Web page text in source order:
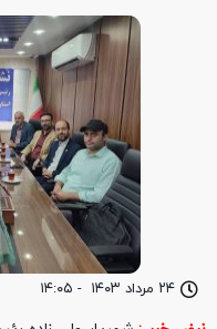
۲۴ مرداد ۱۴۰۳ - ۱۴:۰۵